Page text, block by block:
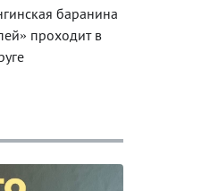
баранина
проходит в